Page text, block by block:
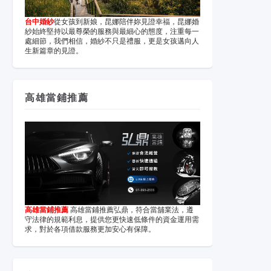
台中婚紗從女孩到新娘，昆娜陪伴妳見證幸福，昆娜婚
紗始終堅持以最尊榮的服務與最細心的態度，注重每一
處細節，我們相信，婚紗不只是禮服，更是女孩邁向人
生新篇章的見證。
高雄當鋪推薦
高雄當鋪推薦高雄當鋪推薦弘鼎，符合當舖業法，遵
守法律的規範利息，提供您更快速低條件的資金運用需
求，對於各項借款服務更加安心有保障。